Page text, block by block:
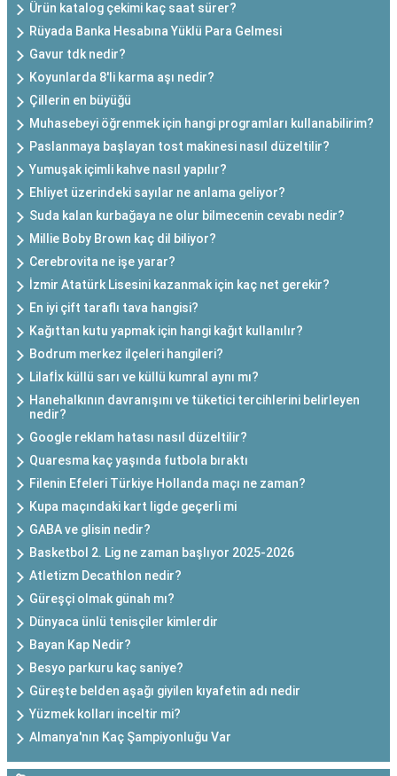
Ürün katalog çekimi kaç saat sürer?
Rüyada Banka Hesabına Yüklü Para Gelmesi
Gavur tdk nedir?
Koyunlarda 8'li karma aşı nedir?
Çillerin en büyüğü
Muhasebeyi öğrenmek için hangi programları kullanabilirim?
Paslanmaya başlayan tost makinesi nasıl düzeltilir?
Yumuşak içimli kahve nasıl yapılır?
Ehliyet üzerindeki sayılar ne anlama geliyor?
Suda kalan kurbağaya ne olur bilmecenin cevabı nedir?
Millie Boby Brown kaç dil biliyor?
Cerebrovita ne işe yarar?
İzmir Atatürk Lisesini kazanmak için kaç net gerekir?
En iyi çift taraflı tava hangisi?
Kağıttan kutu yapmak için hangi kağıt kullanılır?
Bodrum merkez ilçeleri hangileri?
Lilafİx küllü sarı ve küllü kumral aynı mı?
Hanehalkının davranışını ve tüketici tercihlerini belirleyen
nedir?
Google reklam hatası nasıl düzeltilir?
Quaresma kaç yaşında futbola bıraktı
Filenin Efeleri Türkiye Hollanda maçı ne zaman?
Kupa maçındaki kart ligde geçerli mi
GABA ve glisin nedir?
Basketbol 2. Lig ne zaman başlıyor 2025-2026
Atletizm Decathlon nedir?
Güreşçi olmak günah mı?
Dünyaca ünlü tenisçiler kimlerdir
Bayan Kap Nedir?
Besyo parkuru kaç saniye?
Güreşte belden aşağı giyilen kıyafetin adı nedir
Yüzmek kolları inceltir mi?
Almanya'nın Kaç Şampiyonluğu Var